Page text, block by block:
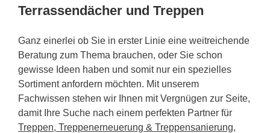
Terrassendächer und Treppen
Ganz einerlei ob Sie in erster Linie eine weitreichende
Beratung zum Thema brauchen, oder Sie schon
gewisse Ideen haben und somit nur ein spezielles
Sortiment anfordern möchten. Mit unserem
Fachwissen stehen wir Ihnen mit Vergnügen zur Seite,
damit Ihre Suche nach einem perfekten Partner für
Treppen, Treppenerneuerung & Treppensanierung,